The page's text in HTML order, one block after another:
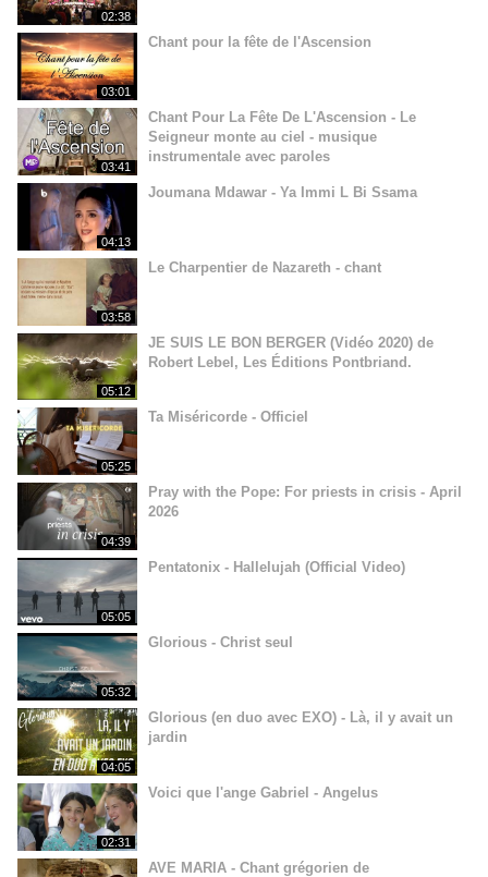
02:38
03:01
Chant pour la fête de l'Ascension
03:41
Chant Pour La Fête De L'Ascension - Le
Seigneur monte au ciel - musique
instrumentale avec paroles
04:13
Joumana Mdawar - Ya Immi L Bi Ssama
03:58
Le Charpentier de Nazareth - chant
05:12
JE SUIS LE BON BERGER (Vidéo 2020) de
Robert Lebel, Les Éditions Pontbriand.
05:25
Ta Miséricorde - Officiel
04:39
Pray with the Pope: For priests in crisis - April
2026
05:05
Pentatonix - Hallelujah (Official Video)
05:32
Glorious - Christ seul
04:05
Glorious (en duo avec EXO) - Là, il y avait un
jardin
02:31
Voici que l'ange Gabriel - Angelus
AVE MARIA - Chant grégorien de